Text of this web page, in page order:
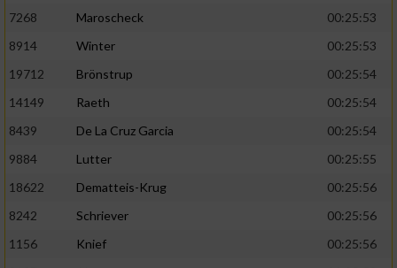
7268
Maroscheck
00:25:53
8914
Winter
00:25:53
19712
Brönstrup
00:25:54
14149
Raeth
00:25:54
8439
De La Cruz Garcia
00:25:54
9884
Lutter
00:25:55
18622
Dematteis-Krug
00:25:56
8242
Schriever
00:25:56
1156
Knief
00:25:56
von Inhalten
personalisierter Inhalte
Analyse von Zielgruppen durch Statistiken